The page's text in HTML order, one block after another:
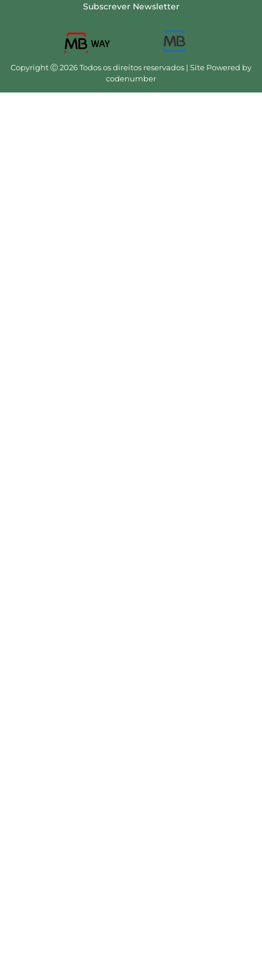
Subscrever Newsletter
Copyright Ⓒ 2026 Todos os direitos reservados | Site Powered by
codenumber